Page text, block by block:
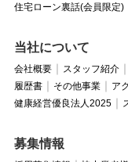
住宅ローン裏話(会員限定)
当社について
会社概要 スタッフ紹介
履歴書
その他事業 ア
健康経営優良法人2025
募集情報